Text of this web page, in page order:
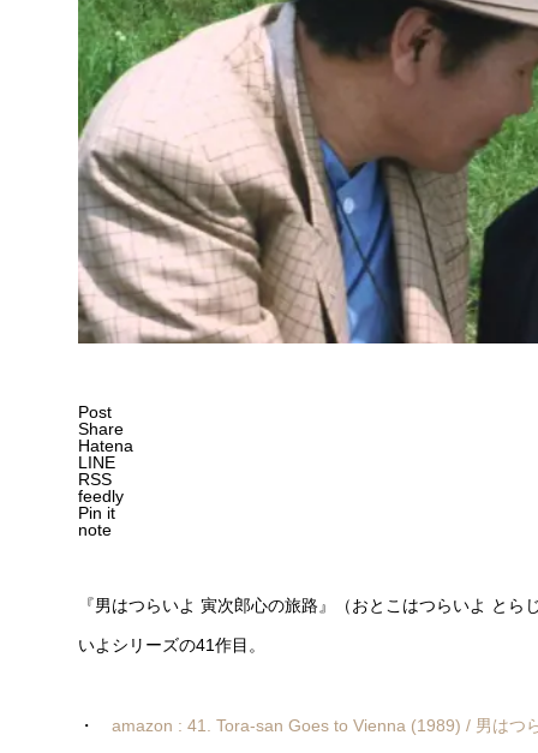
Post
Share
Hatena
LINE
RSS
feedly
Pin it
note
『男はつらいよ 寅次郎心の旅路』（おとこはつらいよ と
いよシリーズの41作目。
・ amazon : 41. Tora-san Goes to Vienna (1989) / 男はつ